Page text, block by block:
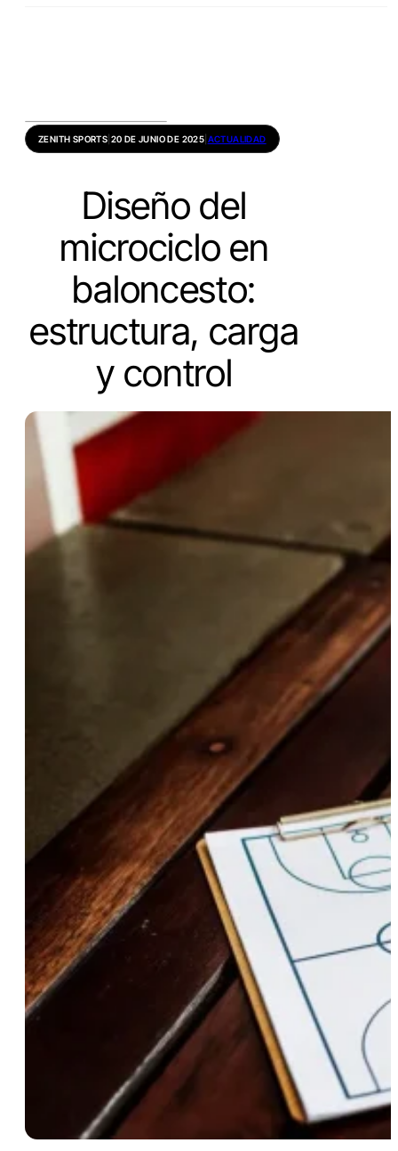
ZENITH SPORTS 20 DE JUNIO DE 2025 ACTUALIDAD
Diseño del
microciclo en
baloncesto:
estructura, carga
y control